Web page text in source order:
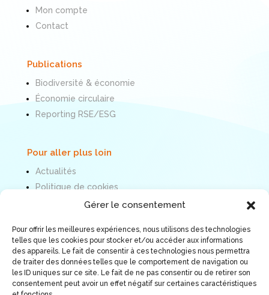
Gérer le consentement
Pour offrir les meilleures expériences, nous utilisons des technologies
telles que les cookies pour stocker et/ou accéder aux informations
des appareils. Le fait de consentir à ces technologies nous permettra
de traiter des données telles que le comportement de navigation ou
les ID uniques sur ce site. Le fait de ne pas consentir ou de retirer son
consentement peut avoir un effet négatif sur certaines caractéristiques
Mon compte
Contact
Publications
Biodiversité & économie
Économie circulaire
Reporting RSE/ESG
Pour aller plus loin
Actualités
Politique de cookies
Mentions légales
Nous suivre